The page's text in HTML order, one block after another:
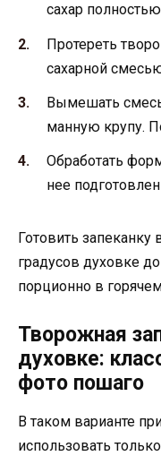
сахар
Протереть
сахарной
Вымешать
манную крупу.
Обработать
нее
Готовить запеканку
градусов духовке
порционно в
Творожная
духовке:
фото пошаго
В таком варианте
использовать